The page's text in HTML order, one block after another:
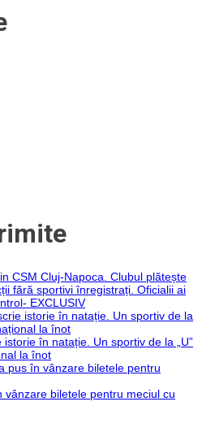
CSM Cluj-Napoca. Clubul plătește
fără sportivi înregistrați. Oficialii ai
EXCLUSIV
istorie în natație. Un sportiv de la
la înot
istorie în natație. Un sportiv de la „U”
la înot
pus în vânzare biletele pentru
vânzare biletele pentru meciul cu